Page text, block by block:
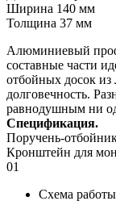
Ширина 140 мм
Толщина 37 мм
Алюминиевый
составные части
отбойных досок
долговечность.
равнодушным ни
Спецификация.
Поручень-
Кронштейн для
01
Схема работы